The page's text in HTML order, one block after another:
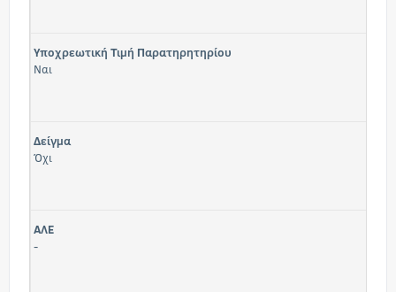
Υποχρεωτική Τιμή Παρατηρητηρίου
Ναι
Δείγμα
Όχι
ΑΛΕ
-